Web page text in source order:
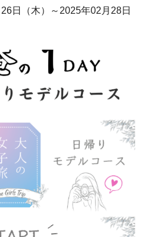
日（木）～2025年02月28日